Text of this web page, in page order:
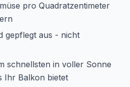
pro Quadratzentimeter
gepflegt aus - nicht
schnellsten in voller Sonne
Ihr Balkon bietet